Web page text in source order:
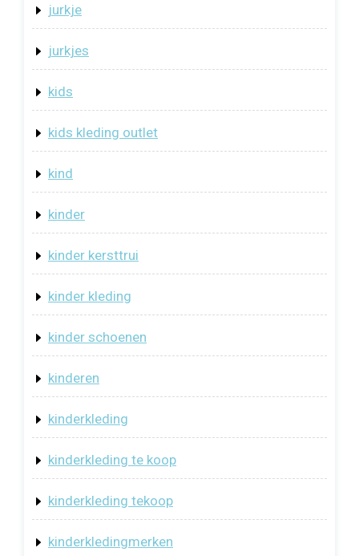
jurkje
jurkjes
kids
kids kleding outlet
kind
kinder
kinder kersttrui
kinder kleding
kinder schoenen
kinderen
kinderkleding
kinderkleding te koop
kinderkleding tekoop
kinderkledingmerken